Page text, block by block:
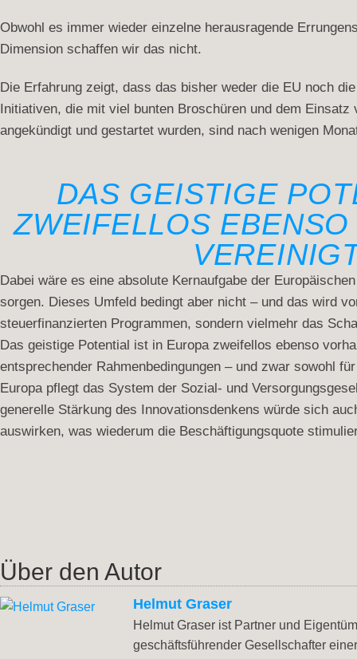
Obwohl es immer wieder einzelne herausragende
Dimension schaffen wir das nicht.
Die Erfahrung zeigt, dass das bisher weder die EU noch
Initiativen, die mit viel bunten Broschüren und dem
angekündigt und gestartet wurden, sind nach wenigen
DAS GEISTIGE
ZWEIFELLOS
Dabei wäre es eine absolute Kernaufgabe der
sorgen. Dieses Umfeld bedingt aber nicht – und das wird
steuerfinanzierten Programmen, sondern vielmehr das
Das geistige Potential ist in Europa zweifellos ebenso
entsprechender Rahmenbedingungen – und zwar sowohl
Europa pflegt das System der Sozial- und
generelle Stärkung des Innovationsdenkens würde sich
auswirken, was wiederum die Beschäftigungsquote
Über den Autor
Helmut Graser
Helmut Graser ist Partner und
geschäftsführender Gesellschafter